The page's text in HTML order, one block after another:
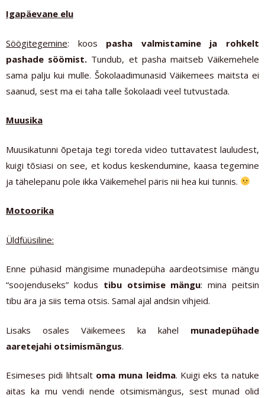
Igapäevane elu
Söögitegemine: koos pasha valmistamine ja rohkelt
pashade söömist. Tundub, et pasha maitseb Väikemehele
sama palju kui mulle. Šokolaadimunasid Väikemees maitsta ei
saanud, sest ma ei taha talle šokolaadi veel tutvustada.
Muusika
Muusikatunni õpetaja tegi toreda video tuttavatest lauludest,
kuigi tõsiasi on see, et kodus keskendumine, kaasa tegemine
ja tähelepanu pole ikka Väikemehel päris nii hea kui tunnis.
Motoorika
Üldfüüsiline:
Enne pühasid mängisime munadepüha aardeotsimise mängu
“soojenduseks” kodus tibu otsimise mängu: mina peitsin
tibu ära ja siis tema otsis. Samal ajal andsin vihjeid.
Lisaks osales Väikemees ka kahel munadepühade
aaretejahi otsimismängus.
Esimeses pidi lihtsalt oma muna leidma. Kuigi eks ta natuke
aitas ka mu vendi nende otsimismängus, sest munad olid